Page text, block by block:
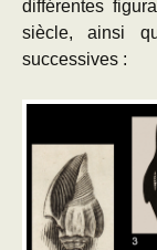
différentes
siècle, ainsi
successives :